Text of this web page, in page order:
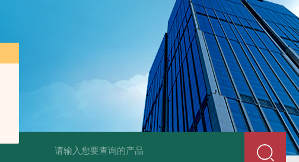
UP2-P 24VMarco SPA带有螺旋青铜齿轮的自吸电动泵